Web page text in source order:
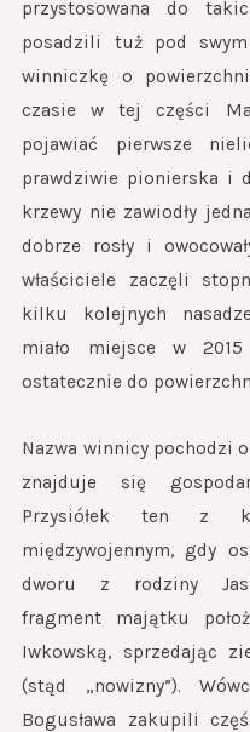
przystosowana do
posadzili tuż pod
winniczkę o
czasie w tej części
pojawiać pierwsze
prawdziwie pionierska i
krzewy nie zawiodły
dobrze rosły i
właściciele zaczęli
kilku kolejnych
miało miejsce w
ostatecznie do
Nazwa winnicy pochodzi
znajduje się
Przysiółek ten z
międzywojennym, gdy
dworu z rodziny
fragment majątku
Iwkowską, sprzedając
(stąd „nowizny”).
Bogusława zakupili